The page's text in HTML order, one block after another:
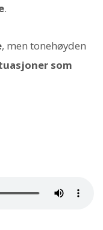
.
, men tonehøyden
som